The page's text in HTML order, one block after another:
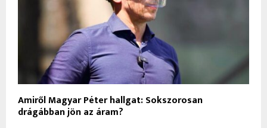
Amiről Magyar Péter hallgat: Sokszorosan
drágábban jön az áram?